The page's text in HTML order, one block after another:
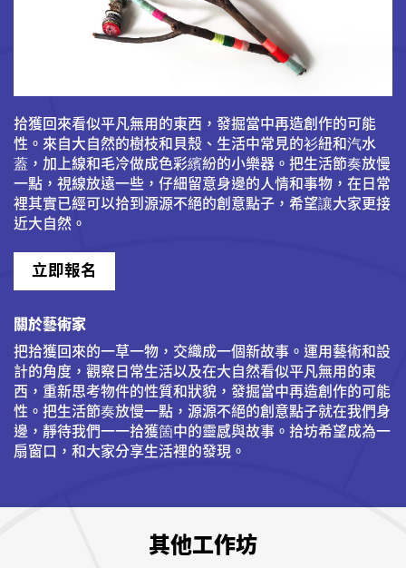
拾獲回來看似平凡無用的東西，發掘當中再造創作的可能
性。來自大自然的樹枝和貝殼、生活中常見的衫紐和汽水
蓋，加上線和毛冷做成色彩繽紛的小樂器。把生活節奏放慢
一點，視線放遠一些，仔細留意身邊的人情和事物，在日常
裡其實已經可以拾到源源不絕的創意點子，希望讓大家更接
近大自然。
立即報名
關於藝術家
把拾獲回來的一草一物，交織成一個新故事。運用藝術和設
計的角度，觀察日常生活以及在大自然看似平凡無用的東
西，重新思考物件的性質和狀貌，發掘當中再造創作的可能
性。把生活節奏放慢一點，源源不絕的創意點子就在我們身
邊，靜待我們一一拾獲箇中的靈感與故事。拾坊希望成為一
扇窗口，和大家分享生活裡的發現。
其他工作坊